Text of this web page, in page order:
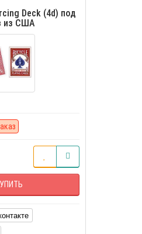
Deck (4d) под
из США